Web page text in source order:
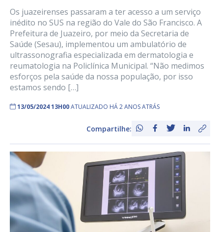
Os juazeirenses passaram a ter acesso a um serviço
inédito no SUS na região do Vale do São Francisco. A
Prefeitura de Juazeiro, por meio da Secretaria de
Saúde (Sesau), implementou um ambulatório de
ultrassonografia especializada em dermatologia e
reumatologia na Policlínica Municipal. “Não medimos
esforços pela saúde da nossa população, por isso
estamos sendo […]
13/05/2024 13H00ATUALIZADO HÁ 2 ANOS ATRÁS
Compartilhe: